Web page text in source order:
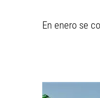
En enero se